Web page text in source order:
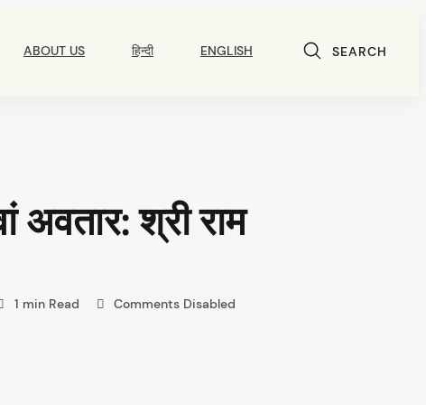
ABOUT US हिन्दी ENGLISH SEARCH
अवतार: श्री राम
1 min Read Comments Disabled